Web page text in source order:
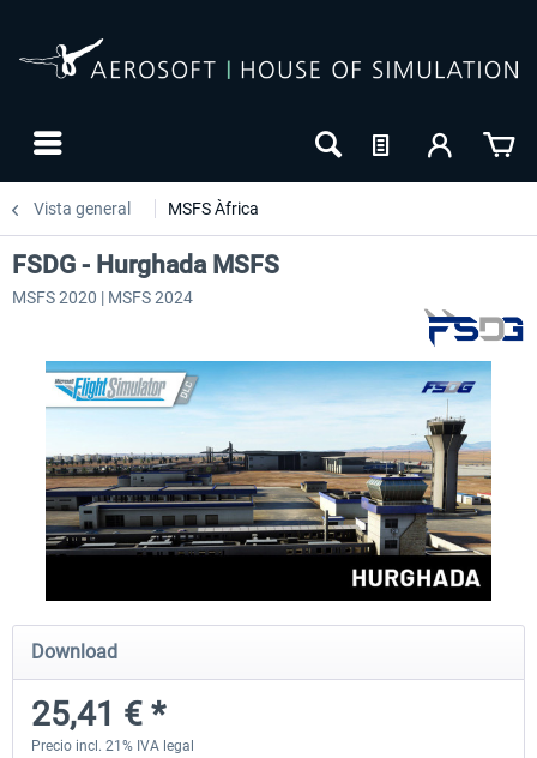
Vista general MSFS Àfrica
FSDG - Mauritius MSFS
30,25 € *
FSDG - Accra MSFS
FSDG - Hurghada MSFS
MSFS 2020 | MSFS 2024
Download
25,41 € *
Precio incl. 21% IVA legal